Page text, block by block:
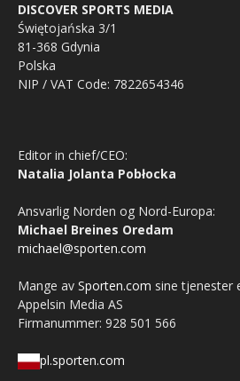
DISCOVER SPORTS MEDIA
Świętojańska 3/1
81-368 Gdynia
Polska
NIP / VAT Code: 7822654346
Editor in chief/CEO:
Natalia Jolanta Pobłocka
Ansvarlig Norden og Nord-Europa:
Michael Breines Oredam
michael@sporten.com
Mange av Sporten.com sine tjenester
Appelsin Media AS
Firmanummer: 928 501 566
pl.sporten.com